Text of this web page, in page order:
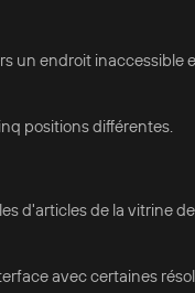
un endroit inaccessible
positions différentes.
d'articles de la vitrine
avec certaines